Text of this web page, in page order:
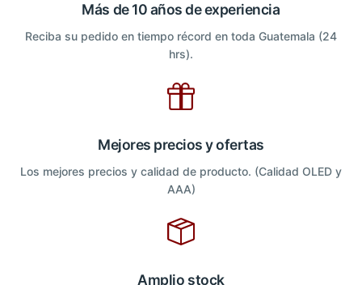
Más de 10 años de experiencia
Reciba su pedido en tiempo récord en toda Guatemala (24
hrs).
Mejores precios y ofertas
Los mejores precios y calidad de producto. (Calidad OLED y
AAA)
Amplio stock